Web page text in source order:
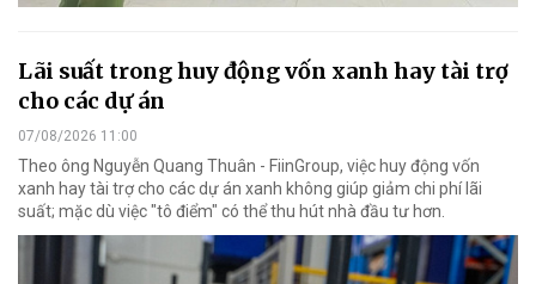
Lãi suất trong huy động vốn xanh hay tài trợ
cho các dự án
07/08/2026 11:00
Theo ông Nguyễn Quang Thuân - FiinGroup, việc huy động vốn
xanh hay tài trợ cho các dự án xanh không giúp giảm chi phí lãi
suất; mặc dù việc "tô điểm" có thể thu hút nhà đầu tư hơn.